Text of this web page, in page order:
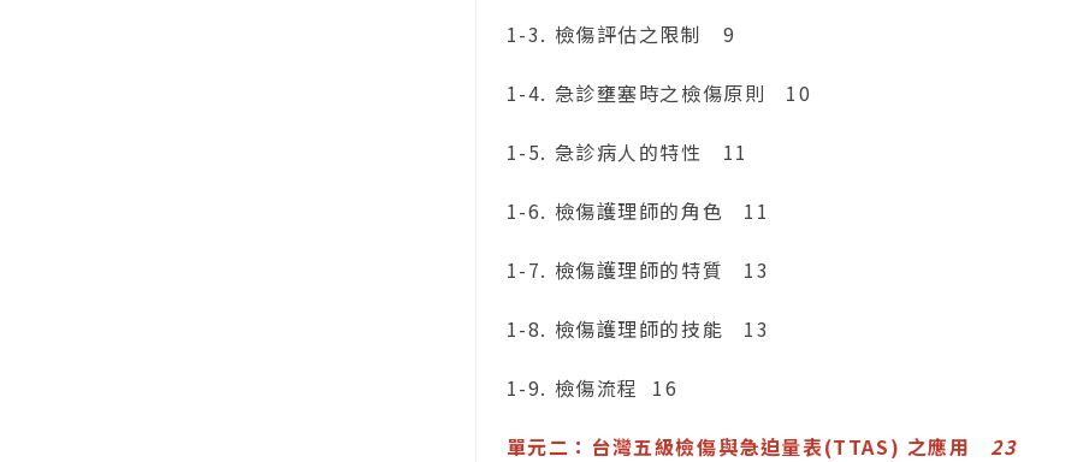
1-3. 檢傷評估之限制 9
1-4. 急診壅塞時之檢傷原則 10
1-5. 急診病人的特性 11
1-6. 檢傷護理師的角色 11
1-7. 檢傷護理師的特質 13
1-8. 檢傷護理師的技能 13
1-9. 檢傷流程 16
單元二：台灣五級檢傷與急迫量表(TTAS) 之應用 23